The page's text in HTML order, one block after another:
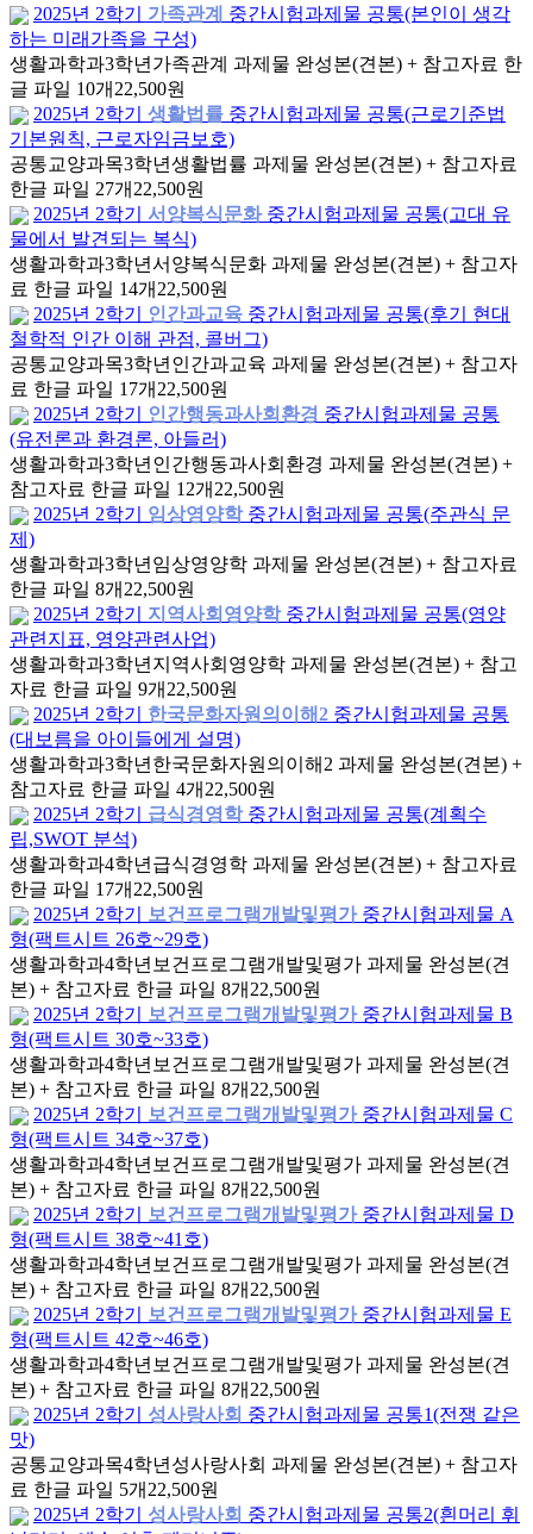
2025년 2학기 가족관계 중간시험과제물 공통(본인이 생각
하는 미래가족을 구성)
생활과학과3학년 가족관계 과제물 완성본(견본) + 참고자료 한
글 파일 10개 22,500원
2025년 2학기
생활법률 중간시험과제물 공통(근로기준법
기본원칙, 근로자임금보호)
공통교양과목3학년생활법률 과제물 완성본(견본) + 참고자료
한글 파일 27개 22,500원
2025년 2학기
서양복식문화 중간시험과제물 공통(고대 유
물에서 발견되는 복식)
생활과학과3학년서양복식문화 과제물 완성본(견본) + 참고자
료 한글 파일 14개 22,500원
2025년 2학기
인간과교육 중간시험과제물 공통(후기 현대
철학적 인간 이해 관점, 콜버그)
공통교양과목3학년 인간과교육 과제물 완성본(견본) + 참고자
료 한글 파일 17개 22,500원
2025년 2학기
인간행동과사회환경 중간시험과제물 공통
(유전론과 환경론, 아들러)
생활과학과3학년 인간행동과사회환경 과제물 완성본(견본) +
참고자료 한글 파일 12개 22,500원
2025년 2학기
임상영양학 중간시험과제물 공통(주관식 문
제)
생활과학과3학년 임상영양학 과제물 완성본(견본) + 참고자료
한글 파일 8개 22,500원
2025년 2학기
지역사회영양학 중간시험과제물 공통(영양
관련지표, 영양관련사업)
생활과학과3학년 지역사회영양학 과제물 완성본(견본) + 참고
자료 한글 파일 9개 22,500원
2025년 2학기
한국문화자원의이해2 중간시험과제물 공통
(대보름을 아이들에게 설명)
생활과학과3학년 한국문화자원의이해2 과제물 완성본(견본) +
참고자료 한글 파일 4개 22,500원
2025년 2학기
급식경영학 중간시험과제물 공통(계획수
립,SWOT 분석)
생활과학과4학년 급식경영학 과제물 완성본(견본) + 참고자료
한글 파일 17개 22,500원
2025년 2학기
보건프로그램개발및평가 중간시험과제물 A
형(팩트시트 26호~29호)
생활과학과4학년 보건프로그램개발및평가 과제물 완성본(견
본) + 참고자료 한글 파일 8개 22,500원
2025년 2학기
보건프로그램개발및평가 중간시험과제물 B
형(팩트시트 30호~33호)
생활과학과4학년 보건프로그램개발및평가 과제물 완성본(견
본) + 참고자료 한글 파일 8개 22,500원
2025년 2학기
보건프로그램개발및평가 중간시험과제물 C
형(팩트시트 34호~37호)
생활과학과4학년 보건프로그램개발및평가 과제물 완성본(견
본) + 참고자료 한글 파일 8개 22,500원
2025년 2학기
보건프로그램개발및평가 중간시험과제물 D
형(팩트시트 38호~41호)
생활과학과4학년 보건프로그램개발및평가 과제물 완성본(견
본) + 참고자료 한글 파일 8개 22,500원
2025년 2학기
보건프로그램개발및평가 중간시험과제물 E
형(팩트시트 42호~46호)
생활과학과4학년 보건프로그램개발및평가 과제물 완성본(견
본) + 참고자료 한글 파일 8개 22,500원
2025년 2학기
성사랑사회 중간시험과제물 공통1(전쟁 같은
맛)
공통교양과목4학년 성사랑사회 과제물 완성본(견본) + 참고자
료 한글 파일 5개 22,500원
2025년 2학기
성사랑사회 중간시험과제물 공통2(흰머리 휘